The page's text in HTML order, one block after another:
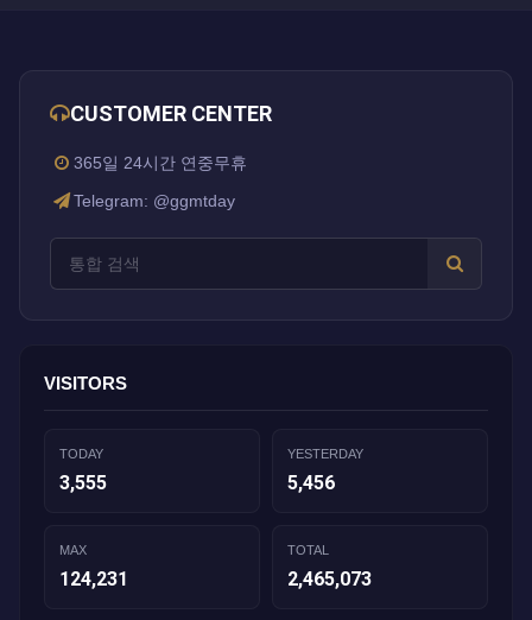
CUSTOMER CENTER
365일 24시간 연중무휴
Telegram: @ggmtday
VISITORS
TODAY
3,555
YESTERDAY
5,456
MAX
124,231
TOTAL
2,465,073